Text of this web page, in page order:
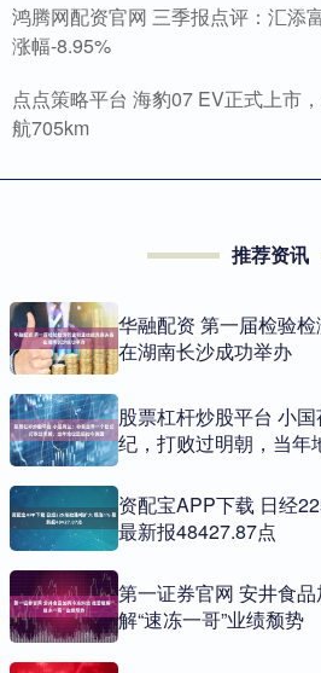
鸿腾网配资官网 三季报点评：汇添
涨幅-8.95%
点点策略平台 海豹07 EV正式上市
航705km
推荐资讯
华融配资 第一届检验
在湖南长沙成功举办
股票杠杆炒股平台 小
纪，打败过明朝，当年
资配宝APP下载 日经
最新报48427.87点
第一证券官网 安井食
解“速冻一哥”业绩颓势